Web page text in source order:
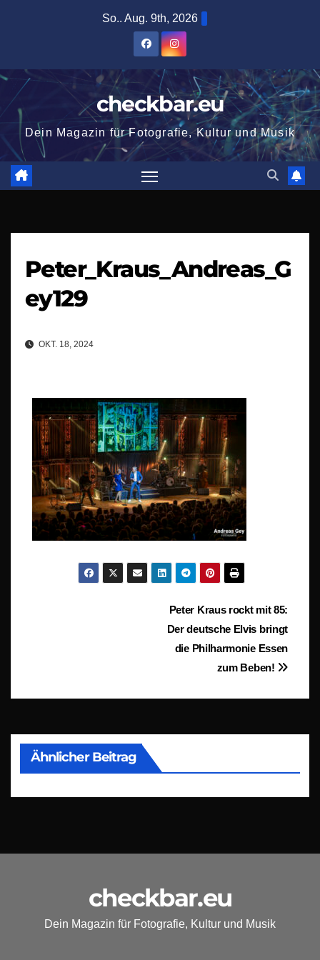
So.. Aug. 9th, 2026
checkbar.eu
Dein Magazin für Fotografie, Kultur und Musik
Peter_Kraus_Andreas_G
ey129
OKT. 18, 2024
Beitragsnavigation
Peter Kraus rockt mit 85:
Der deutsche Elvis bringt
die Philharmonie Essen
zum Beben!
Ähnlicher Beitrag
checkbar.eu
Dein Magazin für Fotografie, Kultur und Musik